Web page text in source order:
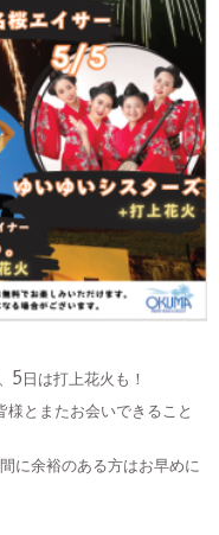
日は打上花火も！
様とまたお会いできること
余裕のある方はお早めに